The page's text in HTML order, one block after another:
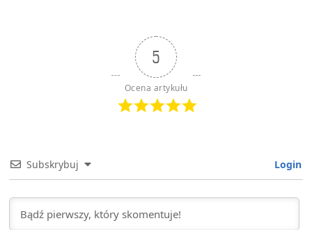
5
Ocena artykułu
Subskrybuj Login